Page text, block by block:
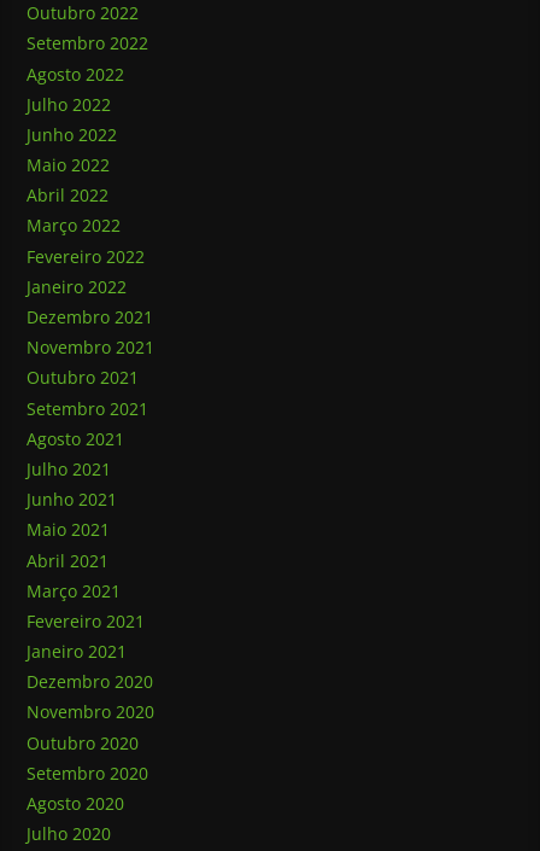
Outubro 2022
Setembro 2022
Agosto 2022
Julho 2022
Junho 2022
Maio 2022
Abril 2022
Março 2022
Fevereiro 2022
Janeiro 2022
Dezembro 2021
Novembro 2021
Outubro 2021
Setembro 2021
Agosto 2021
Julho 2021
Junho 2021
Maio 2021
Abril 2021
Março 2021
Fevereiro 2021
Janeiro 2021
Dezembro 2020
Novembro 2020
Outubro 2020
Setembro 2020
Agosto 2020
Julho 2020